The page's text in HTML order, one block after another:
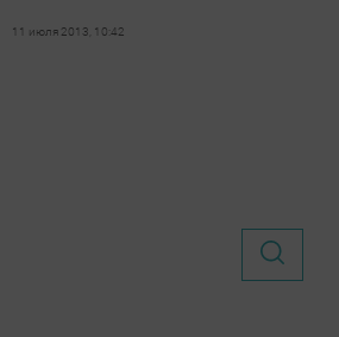
11 июля 2013, 10:42